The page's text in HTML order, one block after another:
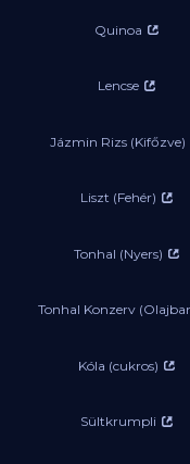
Quinoa
Lencse
Jázmin Rizs (Kifőzve)
Liszt (Fehér)
Tonhal (Nyers)
Tonhal Konzerv
Kóla (cukros)
Sültkrumpli